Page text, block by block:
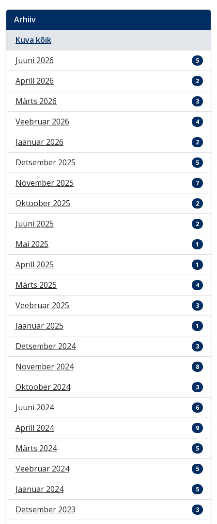
Arhiiv
Kuva kõik
Juuni 2026
5
Aprill 2026 2
Märts 2026 3
Veebruar 2026 4
Jaanuar 2026 2
Detsember 2025 5
November 2025 7
Oktoober 2025 2
Juuni 2025 2
Mai 2025 1
Aprill 2025 1
Märts 2025 4
Veebruar 2025 3
Jaanuar 2025 1
Detsember 2024 3
November 2024 8
Oktoober 2024 3
Juuni 2024 6
Aprill 2024 9
Märts 2024 5
Veebruar 2024 5
Jaanuar 2024 5
Detsember 2023 3